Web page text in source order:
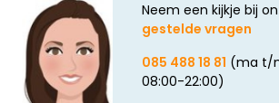
Neem een kijkje bij
gestelde vragen
085 488 18 81 (ma t/
08:00-22:00)